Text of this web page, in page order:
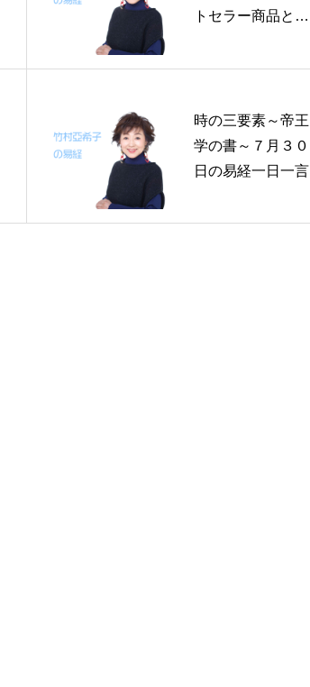
トセラー商品とロ
比較考察／雪解け
～４月１７日の易
経一日一言
時の三要素～帝王
学の書～７月３０
日の易経一日一言